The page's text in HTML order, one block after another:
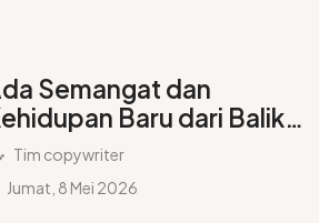
Semangat dan
Baru dari Balik
Huntara
Tim copywriter
Jumat, 8 Mei 2026